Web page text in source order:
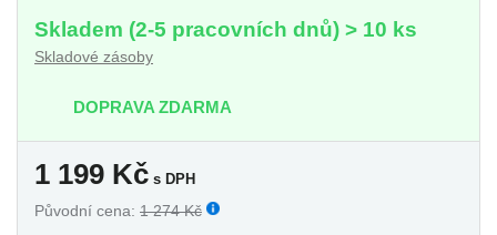
Skladem (2-5 pracovních dnů) > 10 ks
Skladové zásoby
DOPRAVA ZDARMA
1 199 Kč s DPH
Původní cena: 1 274 Kč